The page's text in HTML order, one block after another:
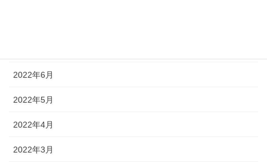
2022年6月
2022年5月
2022年4月
2022年3月